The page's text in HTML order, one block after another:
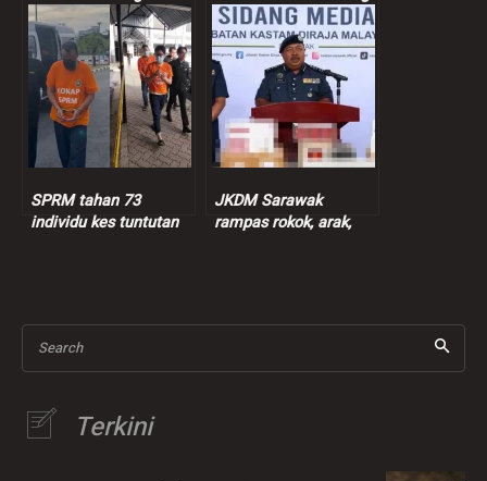
seksual murid
perempuan 9 tahun
peniaga nasi bajet
SPRM tahan 73
individu kes tuntutan
JKDM Sarawak
rampas rokok, arak,
Search
Terkini